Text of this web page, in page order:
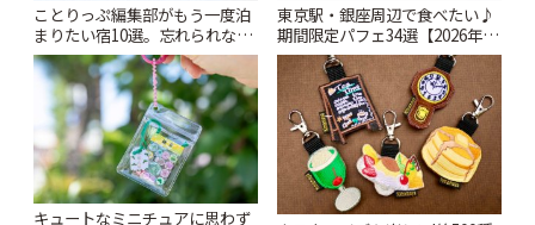
ことりっぷ編集部がもう一度泊
まりたい宿10選。忘れられない
絶景や温泉、名建築まで | こと
りっぷ
東京駅・銀座周辺で食べたい♪
期間限定パフェ34選【2026年8
月~10月】 | ことりっぷ
キュートなミニチュアに思わず